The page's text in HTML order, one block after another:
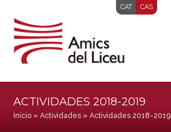
CAT CAS
ACTIVIDADES 2018-2019
Inicio »Actividades »Actividades 2018-2019